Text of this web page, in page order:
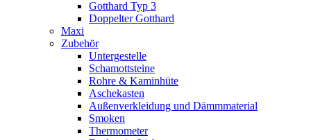
Gotthard Typ 3
Doppelter Gotthard
Maxi
Zubehör
Untergestelle
Schamottsteine
Rohre & Kaminhüte
Aschekasten
Außenverkleidung und Dämmmaterial
Smoken
Thermometer